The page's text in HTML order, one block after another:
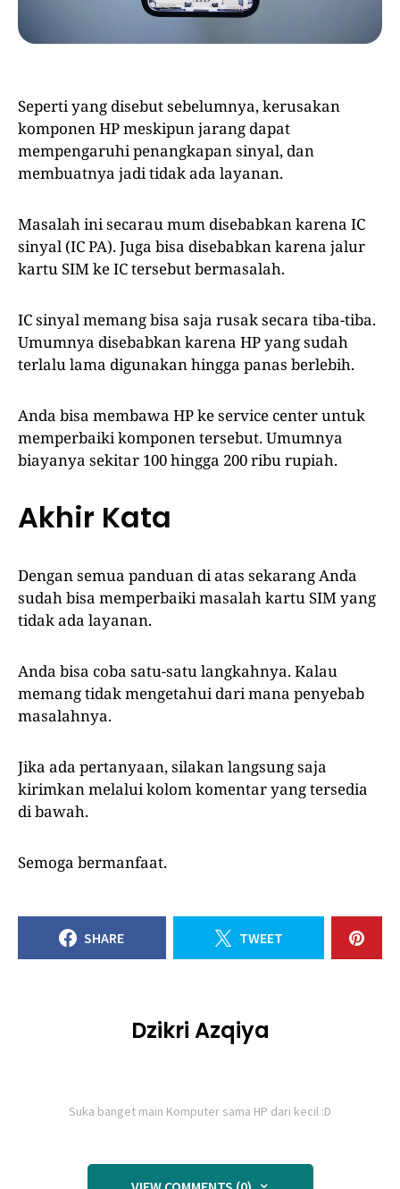
Seperti yang disebut sebelumnya, kerusakan
komponen HP meskipun jarang dapat
mempengaruhi penangkapan sinyal, dan
membuatnya jadi tidak ada layanan.
Masalah ini secarau mum disebabkan karena IC
sinyal (IC PA). Juga bisa disebabkan karena jalur
kartu SIM ke IC tersebut bermasalah.
IC sinyal memang bisa saja rusak secara tiba-tiba.
Umumnya disebabkan karena HP yang sudah
terlalu lama digunakan hingga panas berlebih.
Anda bisa membawa HP ke service center untuk
memperbaiki komponen tersebut. Umumnya
biayanya sekitar 100 hingga 200 ribu rupiah.
Akhir Kata
Dengan semua panduan di atas sekarang Anda
sudah bisa memperbaiki masalah kartu SIM yang
tidak ada layanan.
Anda bisa coba satu-satu langkahnya. Kalau
memang tidak mengetahui dari mana penyebab
masalahnya.
Jika ada pertanyaan, silakan langsung saja
kirimkan melalui kolom komentar yang tersedia
di bawah.
Semoga bermanfaat.
SHARE TWEET
Dzikri Azqiya
Suka banget main Komputer sama HP dari kecil :D